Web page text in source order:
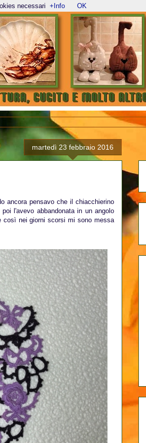
martedì 23 febbraio 2016
ancora pensavo che il chiacchierino
l'avevo abbandonata in un angolo
così nei giorni scorsi mi sono messa
necessari +Info OK